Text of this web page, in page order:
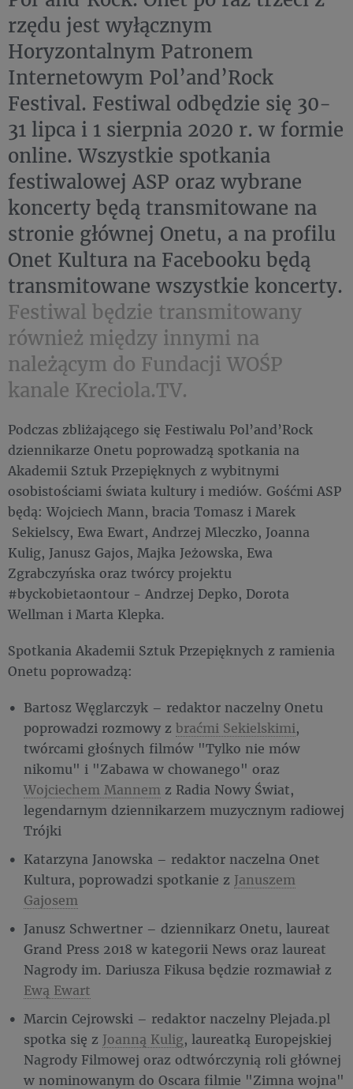
rzędu jest wyłącznym
Horyzontalnym Patronem
Internetowym Pol’and’Rock
Festival. Festiwal odbędzie się 30-
31 lipca i 1 sierpnia 2020 r. w formie
online. Wszystkie spotkania
festiwalowej ASP oraz wybrane
koncerty będą transmitowane na
stronie głównej Onetu, a na profilu
Onet Kultura na Facebooku będą
transmitowane wszystkie koncerty.
Festiwal będzie transmitowany
również między innymi na
należącym do Fundacji WOŚP
kanale Kreciola.TV.
Podczas zbliżającego się Festiwalu Pol’and’Rock
dziennikarze Onetu poprowadzą spotkania na
Akademii Sztuk Przepięknych z wybitnymi
osobistościami świata kultury i mediów. Gośćmi ASP
będą: Wojciech Mann, bracia Tomasz i Marek
Sekielscy, Ewa Ewart, Andrzej Mleczko, Joanna
Kulig, Janusz Gajos, Majka Jeżowska, Ewa
Zgrabczyńska oraz twórcy projektu
#byckobietaontour - Andrzej Depko, Dorota
Wellman i Marta Klepka.
Spotkania Akademii Sztuk Przepięknych z ramienia
Onetu poprowadzą:
Bartosz Węglarczyk – redaktor naczelny Onetu
poprowadzi rozmowy z braćmi Sekielskimi,
twórcami głośnych filmów "Tylko nie mów
nikomu" i "Zabawa w chowanego" oraz
Wojciechem Mannem z Radia Nowy Świat,
legendarnym dziennikarzem muzycznym radiowej
Trójki
Katarzyna Janowska – redaktor naczelna Onet
Kultura, poprowadzi spotkanie z Januszem
Gajosem
Janusz Schwertner – dziennikarz Onetu, laureat
Grand Press 2018 w kategorii News oraz laureat
Nagrody im. Dariusza Fikusa będzie rozmawiał z
Ewą Ewart
Marcin Cejrowski – redaktor naczelny Plejada.pl
spotka się z Joanną Kulig, laureatką Europejskiej
Nagrody Filmowej oraz odtwórczynią roli głównej
w nominowanym do Oscara filmie "Zimna wojna"